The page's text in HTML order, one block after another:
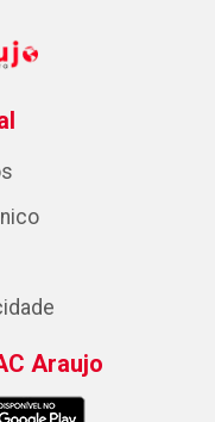
Araujo